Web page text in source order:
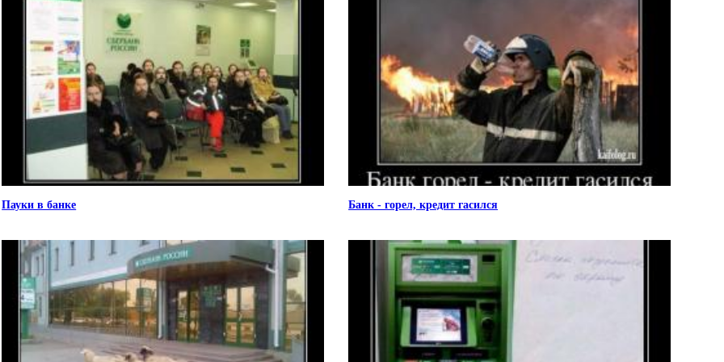
Пауки в банке Банк - горел, кредит гасился